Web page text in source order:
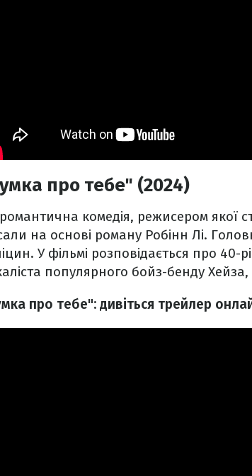
про тебе" (2024)
комедія, режисером якої
на основі роману Робінн Лі.
У фільмі розповідається про 40-
популярного бойз-бенду
про тебе": дивіться трейлер